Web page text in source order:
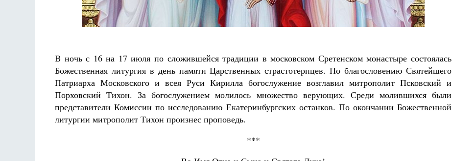
В ночь с 16 на 17 июля по сложившейся традиции в московском Сретенском монастыре состоялась
Божественная литургия в день памяти Царственных страстотерпцев. По благословению Святейшего
Патриарха Московского и всея Руси Кирилла богослужение возглавил митрополит Псковский и
Порховский Тихон. За богослужением молилось множество верующих. Среди молившихся были
представители Комиссии по исследованию Екатеринбургских останков. По окончании Божественной
литургии митрополит Тихон произнес проповедь.
***